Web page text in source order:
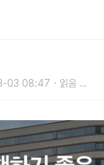
03 08:47 읽음 ...